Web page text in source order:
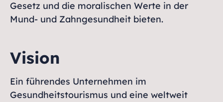
Gesetz und die moralischen Werte in der
Mund- und Zahngesundheit bieten.
Vision
Ein führendes Unternehmen im
Gesundheitstourismus und eine weltweit